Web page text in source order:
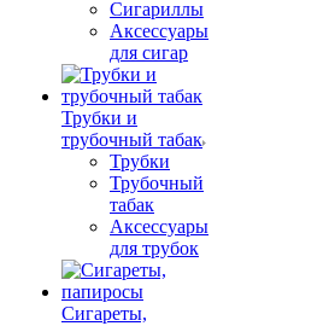
Сигариллы
Аксессуары
для сигар
Трубки и
трубочный табак
Трубки
Трубочный
табак
Аксессуары
для трубок
Сигареты,